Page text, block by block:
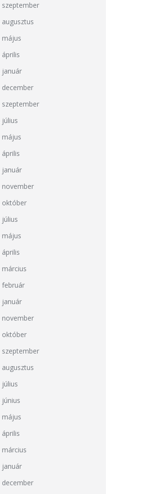
szeptember
augusztus
május
április
január
december
szeptember
július
május
április
január
november
október
július
május
április
március
február
január
november
október
szeptember
augusztus
július
június
május
április
március
január
december